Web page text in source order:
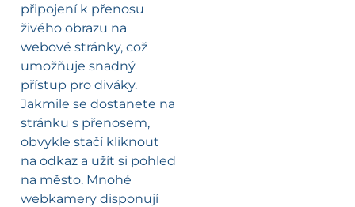
připojení k přenosu
živého obrazu na
webové stránky, což
umožňuje snadný
přístup pro diváky.
Jakmile se dostanete na
stránku s přenosem,
obvykle stačí kliknout
na odkaz a užít si pohled
na město. Mnohé
webkamery disponují